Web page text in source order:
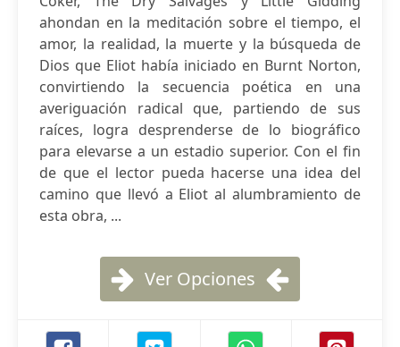
ahondan en la meditación sobre el tiempo, el
amor, la realidad, la muerte y la búsqueda de
Dios que Eliot había iniciado en Burnt Norton,
convirtiendo la secuencia poética en una
averiguación radical que, partiendo de sus
raíces, logra desprenderse de lo biográfico
para elevarse a un estadio superior. Con el fin
de que el lector pueda hacerse una idea del
camino que llevó a Eliot al alumbramiento de
esta obra, ...
Ver Opciones